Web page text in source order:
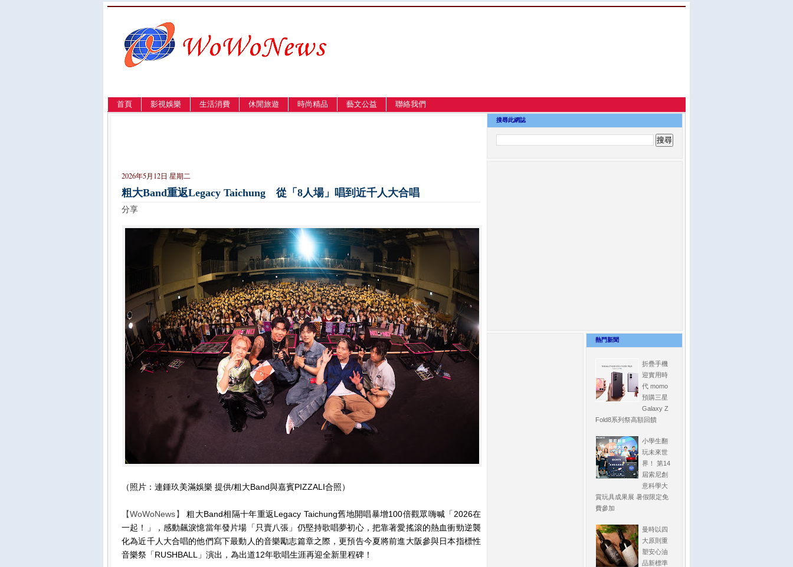
首頁 影視娛樂 生活消費 休閒旅遊 時尚精品 藝文公益 聯絡我們
2026年5月12日 星期二
粗大Band重返Legacy Taichung 從「8人場」唱到近千人大合唱
分享
（照片：連鍾玖美滿娛樂 提供/粗大Band與嘉賓PIZZALI合照）
【WoWoNews】
粗大Band相隔十年重返Legacy Taichung舊地開唱暴增100倍觀眾嗨喊「2026在
一起！」，感動飆淚憶當年發片場「只賣八張」仍堅持歌唱夢初心，把靠著愛搖滾的熱血衝勁逆襲
化為近千人大合唱的他們寫下最動人的音樂勵志篇章之際，更預告今夏將前進大阪參與日本指標性
音樂祭「RUSHBALL」演出，為出道12年歌唱生涯再迎全新里程碑！
搜尋此網誌
熱門新聞
折疊手機
迎實用時
代 momo
預購三星
Galaxy Z
Fold8系列祭高額回饋
小學生翻
玩未來世
界！ 第14
屆索尼創
意科學大
賞玩具成果展 暑假限定免
費參加
曼時以四
大原則重
塑安心油
品新標準